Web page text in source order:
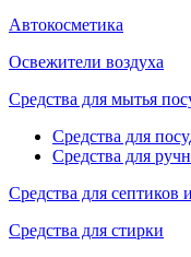
Автокосметика
Освежители воздуха
Средства для мытья
Средства для
Средства для
Средства для септиков
Средства для стирки